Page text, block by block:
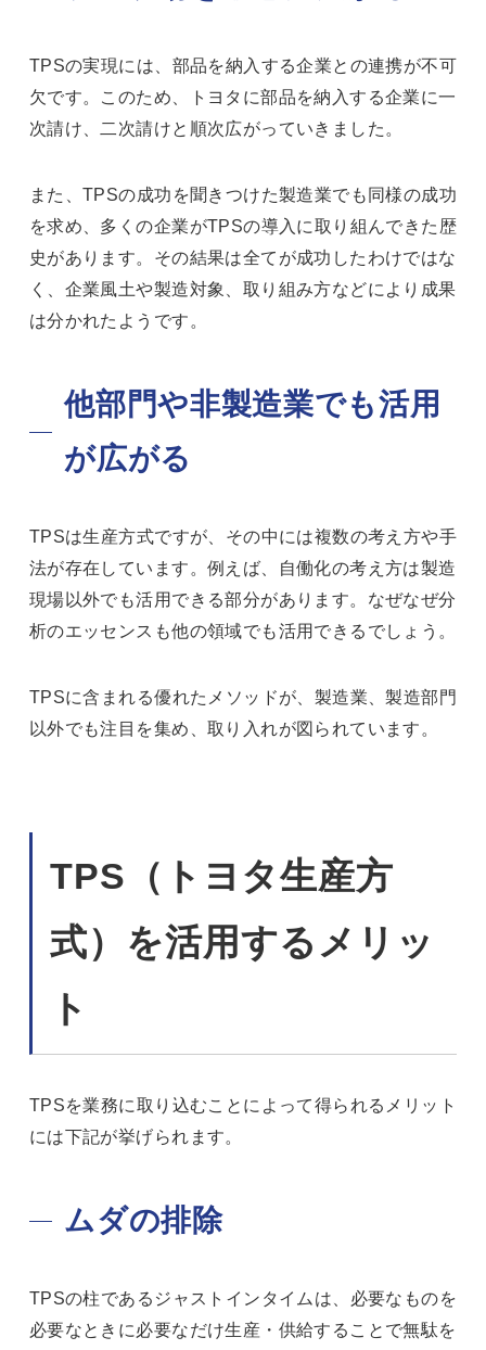
TPSの実現には、部品を納入する企業との連携が不可
欠です。このため、トヨタに部品を納入する企業に一
次請け、二次請けと順次広がっていきました。
また、TPSの成功を聞きつけた製造業でも同様の成功
を求め、多くの企業がTPSの導入に取り組んできた歴
史があります。その結果は全てが成功したわけではな
く、企業風土や製造対象、取り組み方などにより成果
は分かれたようです。
他部門や非製造業でも活用
が広がる
TPSは生産方式ですが、その中には複数の考え方や手
法が存在しています。例えば、自働化の考え方は製造
現場以外でも活用できる部分があります。なぜなぜ分
析のエッセンスも他の領域でも活用できるでしょう。
TPSに含まれる優れたメソッドが、製造業、製造部門
以外でも注目を集め、取り入れが図られています。
TPS（トヨタ生産方
式）を活用するメリッ
ト
TPSを業務に取り込むことによって得られるメリット
には下記が挙げられます。
ムダの排除
TPSの柱であるジャストインタイムは、必要なものを
必要なときに必要なだけ生産・供給することで無駄を